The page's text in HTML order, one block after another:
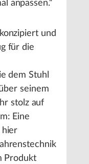
anpassen.“
und
für die
dem Stuhl
seinem
stolz auf
Eine
hier
Produkt